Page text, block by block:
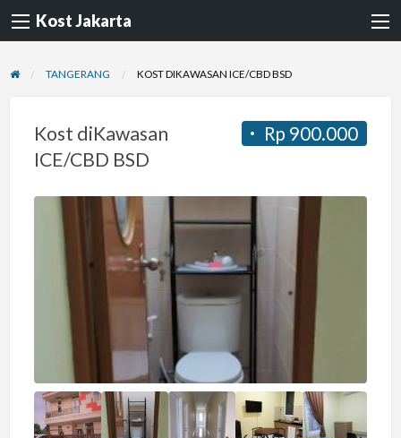
Kost Jakarta
TANGERANG KOST DIKAWASAN ICE/CBD BSD
Rp 900.000
Kost diKawasan
ICE/CBD BSD